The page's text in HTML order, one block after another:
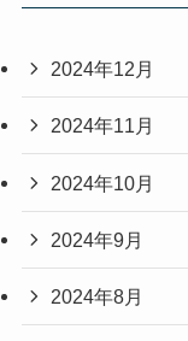
2024年12月
2024年11月
2024年10月
2024年9月
2024年8月